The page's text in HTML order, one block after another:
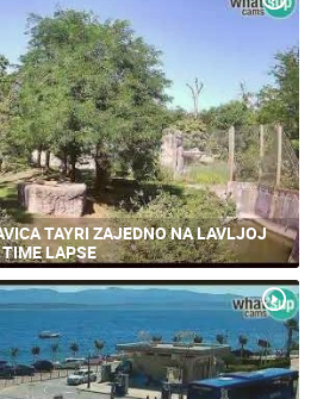
TAYRI ZAJEDNO NA LAVLJOJ
LAPSE